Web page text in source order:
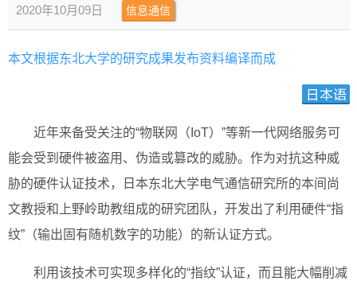
2020年10月09日 信息通信
本文根据东北大学的研究成果发布资料编译而成
近年来备受关注的“物联网（IoT）”等新一代网络服务可
能会受到硬件被盗用、伪造或篡改的威胁。作为对抗这种威
胁的硬件认证技术，日本东北大学电气通信研究所的本间尚
文教授和上野岭助教组成的研究团队，开发出了利用硬件“指
纹”（输出固有随机数字的功能）的新认证方式。
利用该技术可实现多样化的“指纹”认证，而且能大幅削减